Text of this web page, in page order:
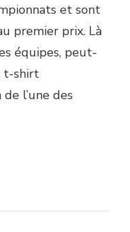
et sont
premier prix. Là
équipes, peut-
t-shirt
l’une des